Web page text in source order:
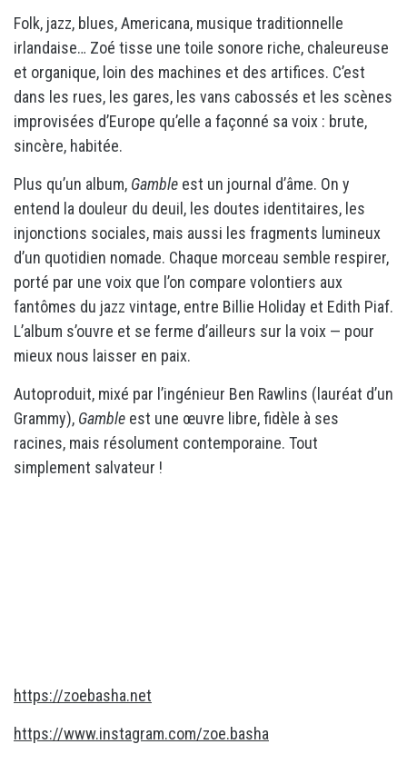
Folk, jazz, blues, Americana, musique traditionnelle
irlandaise… Zoé tisse une toile sonore riche, chaleureuse
et organique, loin des machines et des artifices. C’est
dans les rues, les gares, les vans cabossés et les scènes
improvisées d’Europe qu’elle a façonné sa voix : brute,
sincère, habitée.
Plus qu’un album, Gamble est un journal d’âme. On y
entend la douleur du deuil, les doutes identitaires, les
injonctions sociales, mais aussi les fragments lumineux
d’un quotidien nomade. Chaque morceau semble respirer,
porté par une voix que l’on compare volontiers aux
fantômes du jazz vintage, entre Billie Holiday et Edith Piaf.
L’album s’ouvre et se ferme d’ailleurs sur la voix — pour
mieux nous laisser en paix.
Autoproduit, mixé par l’ingénieur Ben Rawlins (lauréat d’un
Grammy), Gamble est une œuvre libre, fidèle à ses
racines, mais résolument contemporaine. Tout
simplement salvateur !
https://zoebasha.net
https://www.instagram.com/zoe.basha